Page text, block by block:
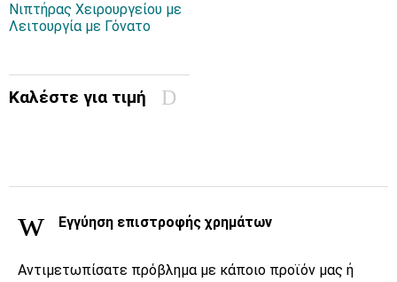
Νιπτήρας Χειρουργείου με
Λειτουργία με Γόνατο
Καλέστε για τιμή
Εγγύηση επιστροφής χρημάτων
Αντιμετωπίσατε πρόβλημα με κάποιο προϊόν μας ή